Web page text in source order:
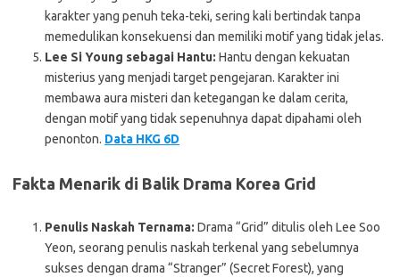
karakter yang penuh teka-teki, sering kali bertindak tanpa
memedulikan konsekuensi dan memiliki motif yang tidak jelas.
Lee Si Young sebagai Hantu: Hantu dengan kekuatan
misterius yang menjadi target pengejaran. Karakter ini
membawa aura misteri dan ketegangan ke dalam cerita,
dengan motif yang tidak sepenuhnya dapat dipahami oleh
penonton. Data HKG 6D
Fakta Menarik di Balik Drama Korea Grid
Penulis Naskah Ternama: Drama “Grid” ditulis oleh Lee Soo
Yeon, seorang penulis naskah terkenal yang sebelumnya
sukses dengan drama “Stranger” (Secret Forest), yang